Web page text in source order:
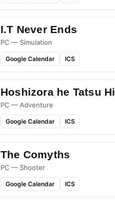
I.T Never Ends
PC — Simulation
Google Calendar ICS
Hoshizora he Tatsu Hi
PC — Adventure
Google Calendar ICS
The Comyths
PC — Shooter
Google Calendar ICS